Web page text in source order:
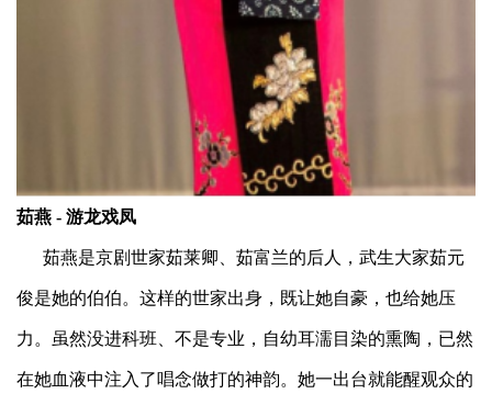
茹燕 - 游龙戏凤
茹燕是京剧世家茹莱卿、茹富兰的后人，武生大家茹元
俊是她的伯伯。这样的世家出身，既让她自豪，也给她压
力。虽然没进科班、不是专业，自幼耳濡目染的熏陶，已然
在她血液中注入了唱念做打的神韵。她一出台就能醒观众的